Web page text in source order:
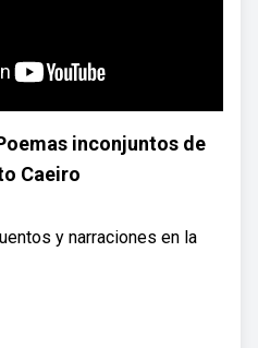
inconjuntos de
Caeiro
y narraciones en la